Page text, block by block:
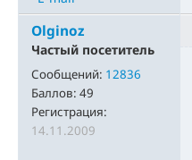
Olginoz
Частый посетитель
Сообщений: 12836
Баллов: 49
Регистрация:
14.11.2009